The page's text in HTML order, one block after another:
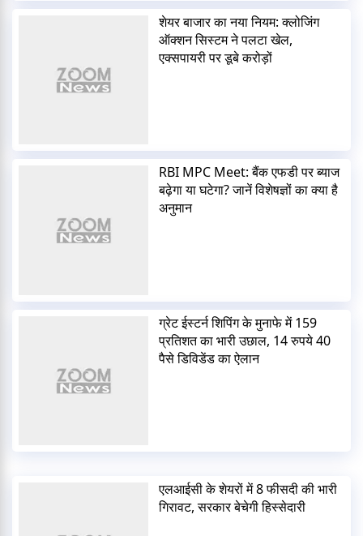
शेयर बाजार का नया नियम: क्लोजिंग
ऑक्शन सिस्टम ने पलटा खेल,
एक्सपायरी पर डूबे करोड़ों
RBI MPC Meet: बैंक एफडी पर ब्याज
बढ़ेगा या घटेगा? जानें विशेषज्ञों का क्या है
अनुमान
ग्रेट ईस्टर्न शिपिंग के मुनाफे में 159
प्रतिशत का भारी उछाल, 14 रुपये 40
पैसे डिविडेंड का ऐलान
एलआईसी के शेयरों में 8 फीसदी की भारी
गिरावट, सरकार बेचेगी हिस्सेदारी